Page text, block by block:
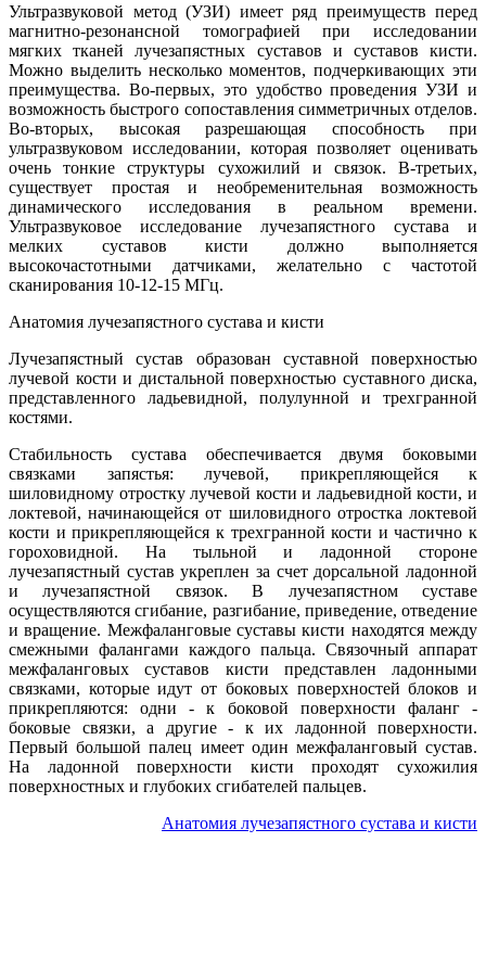
Ультразвуковой метод (УЗИ) имеет ряд преимуществ перед
магнитно-резонансной томографией при исследовании
мягких тканей лучезапястных суставов и суставов кисти.
Можно выделить несколько моментов, подчеркивающих эти
преимущества. Во-первых, это удобство проведения УЗИ и
возможность быстрого сопоставления симметричных отделов.
Во-вторых, высокая разрешающая способность при
ультразвуковом исследовании, которая позволяет оценивать
очень тонкие структуры сухожилий и связок. В-третьих,
существует простая и необременительная возможность
динамического исследования в реальном времени.
Ультразвуковое исследование лучезапястного сустава и
мелких суставов кисти должно выполняется
высокочастотными датчиками, желательно с частотой
сканирования 10-12-15 МГц.
Анатомия лучезапястного сустава и кисти
Лучезапястный сустав образован суставной поверхностью
лучевой кости и дистальной поверхностью суставного диска,
представленного ладьевидной, полулунной и трехгранной
костями.
Стабильность сустава обеспечивается двумя боковыми
связками запястья: лучевой, прикрепляющейся к
шиловидному отростку лучевой кости и ладьевидной кости, и
локтевой, начинающейся от шиловидного отростка локтевой
кости и прикрепляющейся к трехгранной кости и частично к
гороховидной. На тыльной и ладонной стороне
лучезапястный сустав укреплен за счет дорсальной ладонной
и лучезапястной связок. В лучезапястном суставе
осуществляются сгибание, разгибание, приведение, отведение
и вращение. Межфаланговые суставы кисти находятся между
смежными фалангами каждого пальца. Связочный аппарат
межфаланговых суставов кисти представлен ладонными
связками, которые идут от боковых поверхностей блоков и
прикрепляются: одни - к боковой поверхности фаланг -
боковые связки, а другие - к их ладонной поверхности.
Первый большой палец имеет один межфаланговый сустав.
На ладонной поверхности кисти проходят сухожилия
поверхностных и глубоких сгибателей пальцев.
Анатомия лучезапястного сустава и кисти